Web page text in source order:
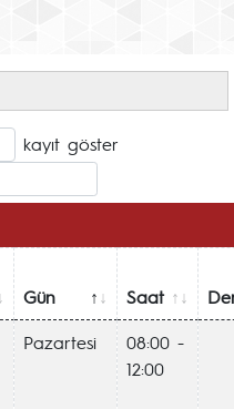
kayıt göster
Gün Saat
Pazartesi
08:00 -
12:00